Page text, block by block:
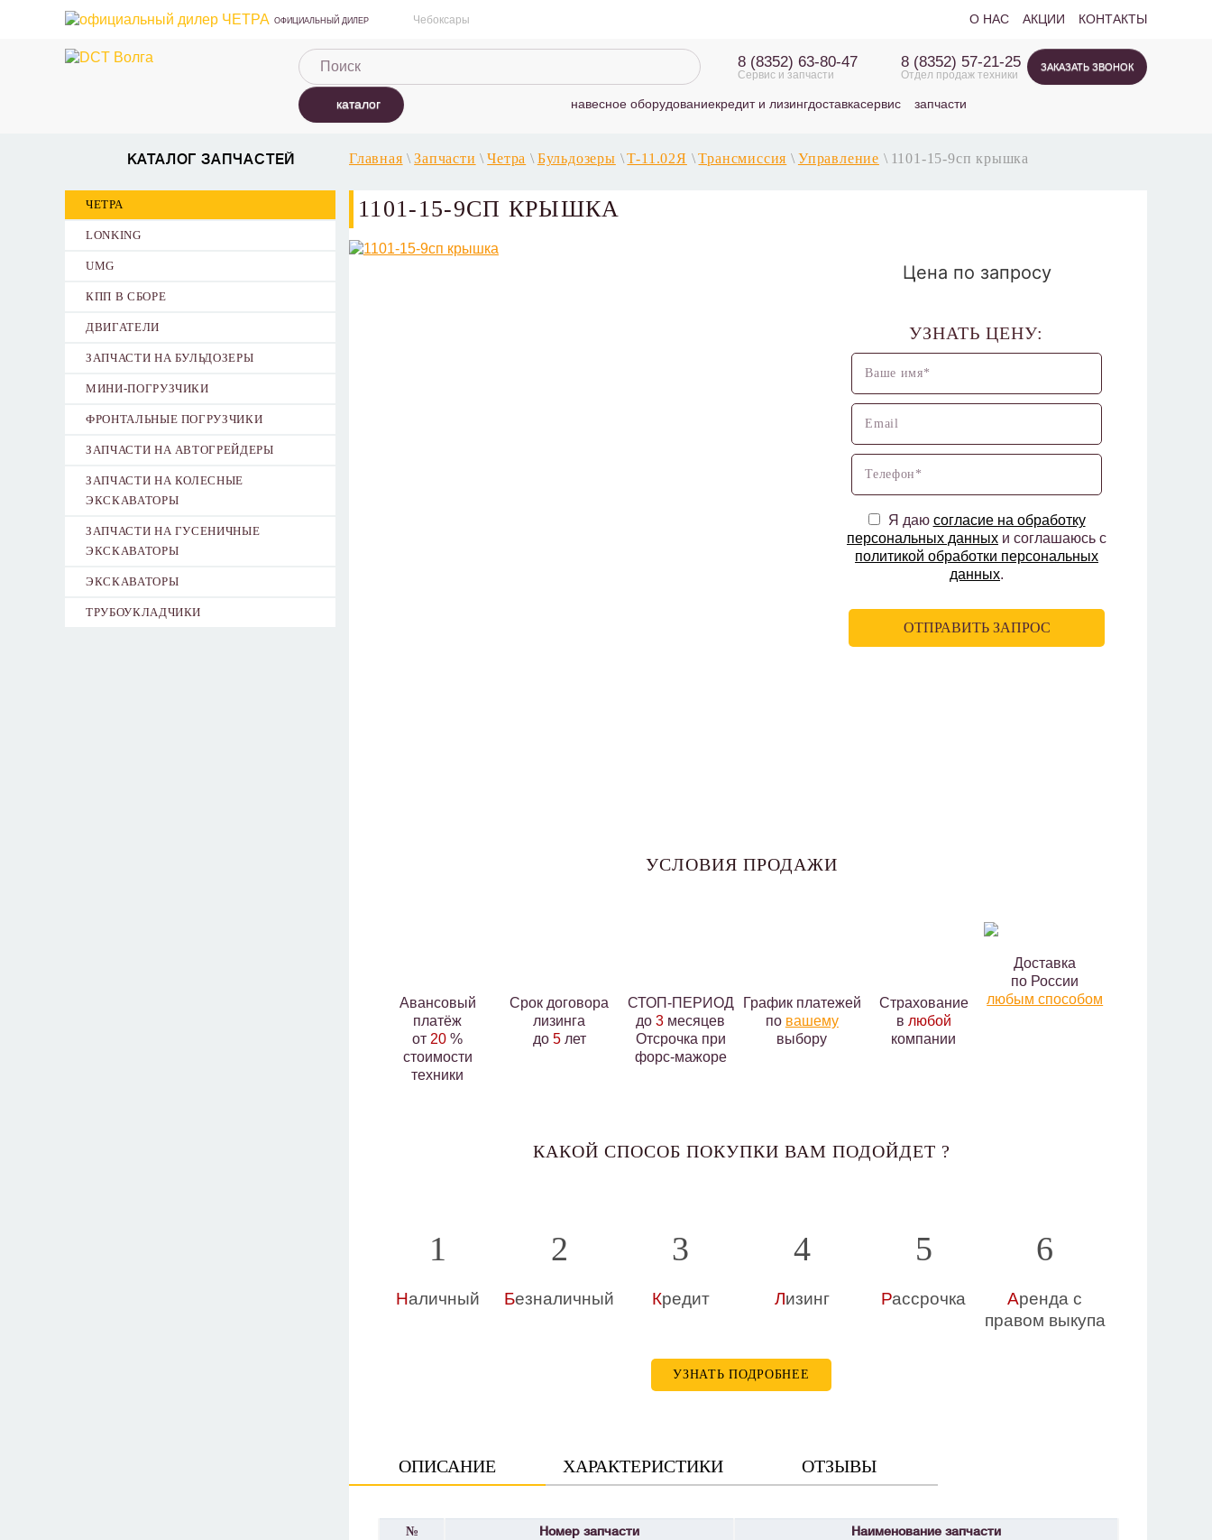
ОФИЦИАЛЬНЫЙ ДИЛЕР Чебоксары О НАС АКЦИИ КОНТАКТЫ
8 (8352) 63-80-47
Сервис и запчасти
8 (8352) 57-21-25
Отдел продаж техники
ЗАКАЗАТЬ ЗВОНОК
каталог навесное оборудованиекредит и лизингдоставкасервис запчасти
КАТАЛОГ ЗАПЧАСТЕЙ
ЧЕТРА
LONKING
UMG
КПП В СБОРЕ
ДВИГАТЕЛИ
ЗАПЧАСТИ НА БУЛЬДОЗЕРЫ
МИНИ-ПОГРУЗЧИКИ
ФРОНТАЛЬНЫЕ ПОГРУЗЧИКИ
ЗАПЧАСТИ НА АВТОГРЕЙДЕРЫ
ЗАПЧАСТИ НА КОЛЕСНЫЕ
ЭКСКАВАТОРЫ
ЗАПЧАСТИ НА ГУСЕНИЧНЫЕ
ЭКСКАВАТОРЫ
ЭКСКАВАТОРЫ
ТРУБОУКЛАДЧИКИ
Главная \ Запчасти \ Четра \ Бульдозеры \ T-11.02Я \ Трансмиссия \ Управление \ 1101-15-9сп крышка
1101-15-9СП КРЫШКА
Цена по запросу
УЗНАТЬ ЦЕНУ:
Я даю согласие на обработку
персональных данных и соглашаюсь с
политикой обработки персональных
данных.
УСЛОВИЯ ПРОДАЖИ
Авансовый
платёж
от 20 %
стоимости
техники
Срок договора
лизинга
до 5лет
СТОП-ПЕРИОД
до3 месяцев
Отсрочка при
форс-мажоре
График платежей
по вашему
выбору
Страхование
в любой
компании
Доставка
по России
любым способом
КАКОЙ СПОСОБ ПОКУПКИ ВАМ ПОДОЙДЕТ ?
1
Наличный
2
Безналичный
3
Кредит
4
Лизинг
5
Рассрочка
6
Аренда с
правом выкупа
УЗНАТЬ ПОДРОБНЕЕ
ОПИСАНИЕ ХАРАКТЕРИСТИКИ ОТЗЫВЫ
№ Номер запчасти
Наименование запчасти